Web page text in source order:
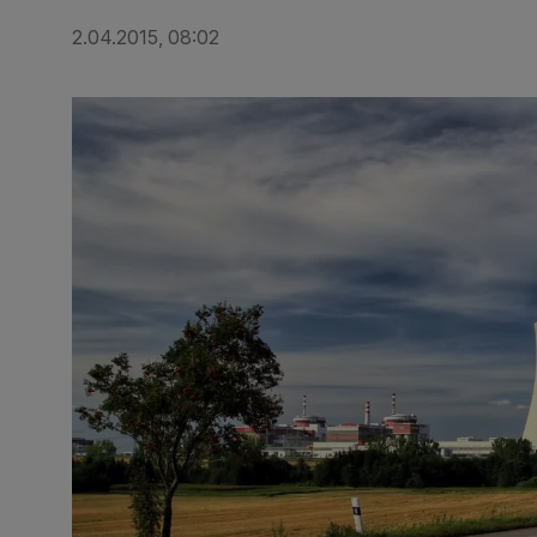
2.04.2015, 08:02